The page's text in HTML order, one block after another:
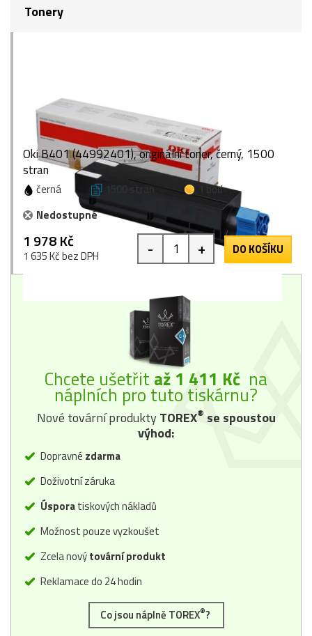
Tonery
Oki B401 (44992401), originální toner, černý, 1500
stran
černá 1500 stran
1 bod
Nedostupné
1 978 Kč
1 635 Kč bez DPH - + DO KOŠÍKU
Chcete ušetřit až 1 411 Kč na
náplních pro tuto tiskárnu?
Nové tovární produktyTOREX® se spoustou
výhod:
Dopravné zdarma
Doživotní záruka
Úsporatiskových nákladů
Možnost pouze vyzkoušet
Zcela novýtovární produkt
Reklamace do 24 hodin
Co jsou náplně TOREX®?